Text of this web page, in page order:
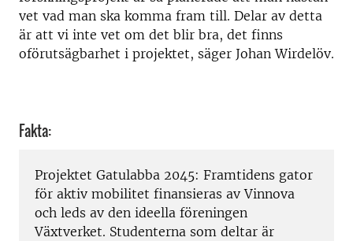
vet vad man ska komma fram till. Delar av detta
är att vi inte vet om det blir bra, det finns
oförutsägbarhet i projektet, säger Johan Wirdelöv.
Fakta:
Projektet Gatulabba 2045: Framtidens gator
för aktiv mobilitet finansieras av Vinnova
och leds av den ideella föreningen
Växtverket. Studenterna som deltar är